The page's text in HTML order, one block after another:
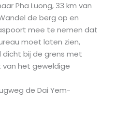
Pha Luong, 33 km van
de berg op en
mee te nemen dat
moet laten zien,
dicht bij de grens met
van het geweldige
de Dai Yem-